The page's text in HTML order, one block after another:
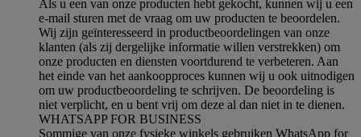
Als u een van onze producten hebt gekocht, kunnen wij u een
e-mail sturen met de vraag om uw producten te beoordelen.
Wij zijn geïnteresseerd in productbeoordelingen van onze
klanten (als zij dergelijke informatie willen verstrekken) om
onze producten en diensten voortdurend te verbeteren. Aan
het einde van het aankoopproces kunnen wij u ook uitnodigen
om uw productbeoordeling te schrijven. De beoordeling is
niet verplicht, en u bent vrij om deze al dan niet in te dienen.
WHATSAPP FOR BUSINESS
Sommige van onze fysieke winkels gebruiken WhatsApp for